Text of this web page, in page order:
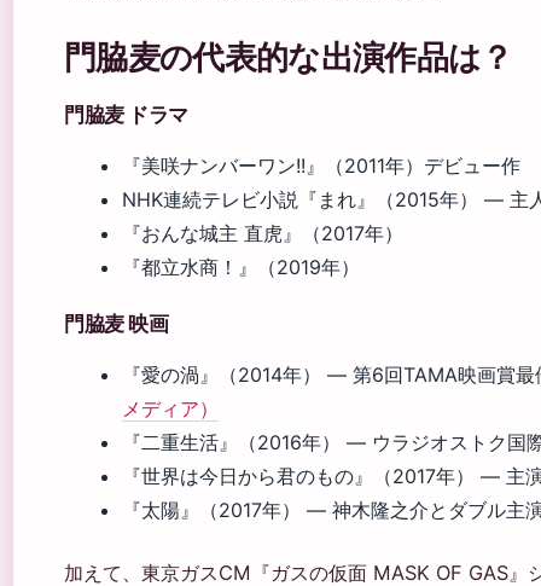
門脇麦の代表的な出演作品は？
門脇麦 ドラマ
『美咲ナンバーワン!!』（2011年）デビュー作
NHK連続テレビ小説『まれ』（2015年） —
『おんな城主 直虎』（2017年）
『都立水商！』（2019年）
門脇麦 映画
『愛の渦』（2014年） — 第6回TAMA映画賞
メディア）
『二重生活』（2016年） — ウラジオストク
『世界は今日から君のもの』（2017年） —
『太陽』（2017年） — 神木隆之介とダブル主
加えて、東京ガスCM『ガスの仮面 MASK OF GAS』